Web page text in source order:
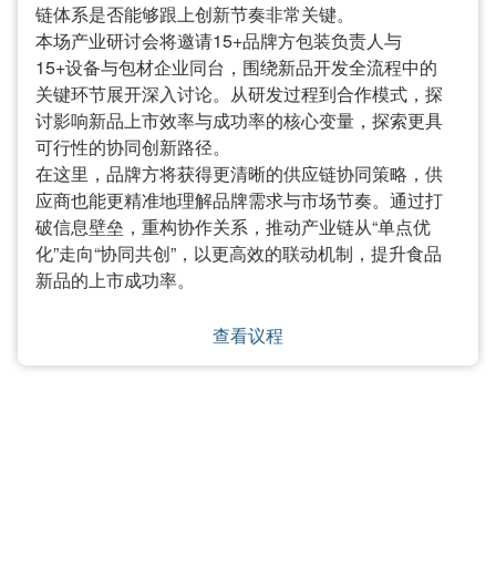
链体系是否能够跟上创新节奏非常关键。
本场产业研讨会将邀请15+品牌方包装负责人与
15+设备与包材企业同台，围绕新品开发全流程中的
关键环节展开深入讨论。从研发过程到合作模式，探
讨影响新品上市效率与成功率的核心变量，探索更具
可行性的协同创新路径。
在这里，品牌方将获得更清晰的供应链协同策略，供
应商也能更精准地理解品牌需求与市场节奏。通过打
破信息壁垒，重构协作关系，推动产业链从“单点优
化”走向“协同共创”，以更高效的联动机制，提升食品
新品的上市成功率。
查看议程